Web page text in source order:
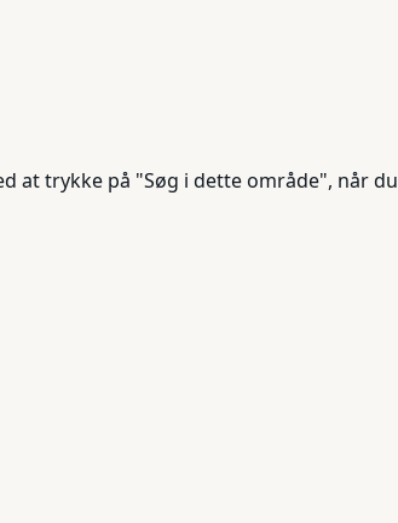
at trykke på "Søg i dette område", når du